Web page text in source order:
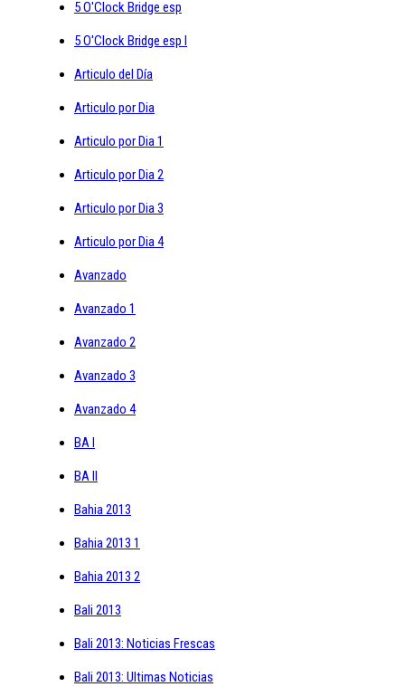
5 O'Clock Bridge esp
5 O'Clock Bridge esp I
Articulo del Día
Articulo por Dia
Articulo por Dia 1
Articulo por Dia 2
Articulo por Dia 3
Articulo por Dia 4
Avanzado
Avanzado 1
Avanzado 2
Avanzado 3
Avanzado 4
BA I
BA II
Bahia 2013
Bahia 2013 1
Bahia 2013 2
Bali 2013
Bali 2013: Noticias Frescas
Bali 2013: Ultimas Noticias